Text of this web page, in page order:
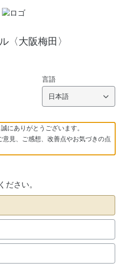
〈大阪梅田〉
言語
日本語
にありがとうございます。
見、ご感想、改善点やお気づきの点
ださい。